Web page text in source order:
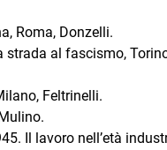
Roma, Donzelli.
strada al fascismo,
Feltrinelli.
Il lavoro nell’età